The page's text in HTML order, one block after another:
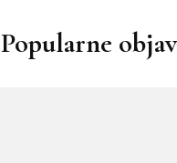
Popularne